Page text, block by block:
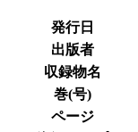
発行日
出版者
収録物名
巻(号)
ページ